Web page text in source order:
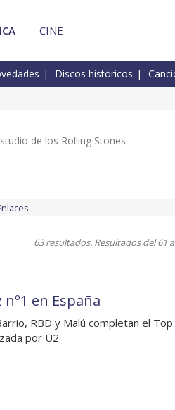
CINE
Discos históricos
de los Rolling Stones
63 resultados. Resultados del 61
en España
RBD y Malú completan el
por U2